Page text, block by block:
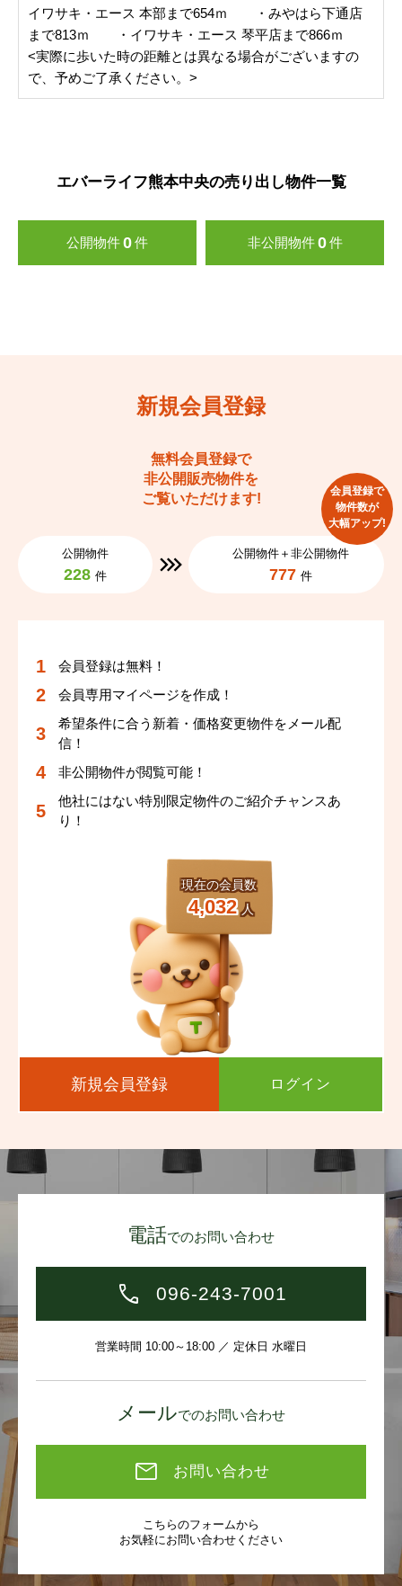
イワサキ・エース 本部まで654ｍ ・みやはら下通店
まで813ｍ ・イワサキ・エース 琴平店まで866ｍ
<実際に歩いた時の距離とは異なる場合がございますの
で、予めご了承ください。>
エバーライフ熊本中央の売り出し物件一覧
公開物件0件 非公開物件 0 件
新規会員登録
無料会員登録で
非公開販売物件を
ご覧いただけます!
公開物件
228 件
公開物件＋非公開物件
777 件
会員登録で
物件数が
大幅アップ!
現在の会員数
4,032 人
会員登録は無料！
会員専用マイページを作成！
希望条件に合う新着・価格変更物件をメール配
信！
非公開物件が閲覧可能！
他社にはない特別限定物件のご紹介チャンスあ
り！
新規会員登録 ログイン
電話でのお問い合わせ
096-243-7001
営業時間 10:00～18:00 ／ 定休日 水曜日
メールでのお問い合わせ
お問い合わせ
こちらのフォームから
お気軽にお問い合わせください